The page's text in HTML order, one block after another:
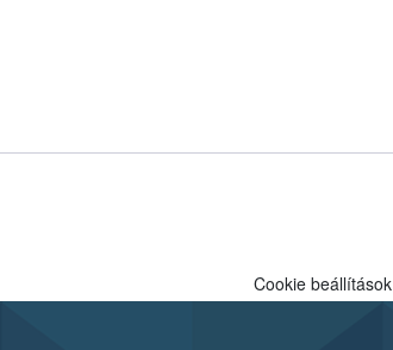
Cookie beállítások